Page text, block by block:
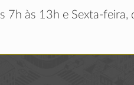
7h às 13h e Sexta-feira,